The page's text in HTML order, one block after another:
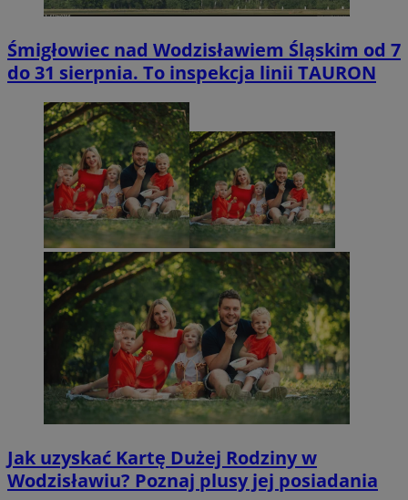
Śmigłowiec nad Wodzisławiem Śląskim od 7
do 31 sierpnia. To inspekcja linii TAURON
Jak uzyskać Kartę Dużej Rodziny w
Wodzisławiu? Poznaj plusy jej posiadania